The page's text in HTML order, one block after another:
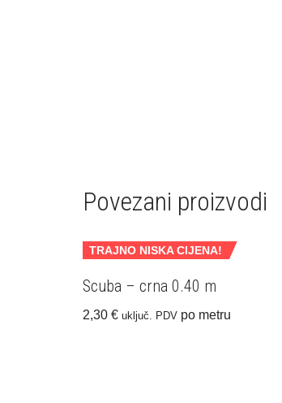
Povezani proizvodi
TRAJNO NISKA CIJENA!
Scuba – crna 0.40 m
2,30 € uključ. PDV po metru